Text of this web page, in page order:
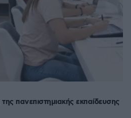
πανεπιστημιακής εκπαίδευσης